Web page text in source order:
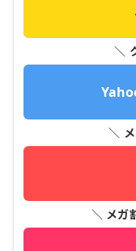
＼
＼
＼ メガ